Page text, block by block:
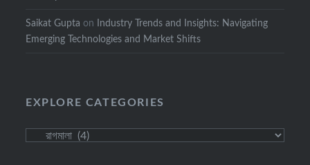
Saikat Gupta on
Industry Trends and Insights: Navigating
Emerging Technologies and Market Shifts
EXPLORE CATEGORIES
Explore